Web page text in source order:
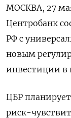
МОСКВА, 27
Центробанк
РФ с
новым
инвестиции в
ЦБР планирует
риск-